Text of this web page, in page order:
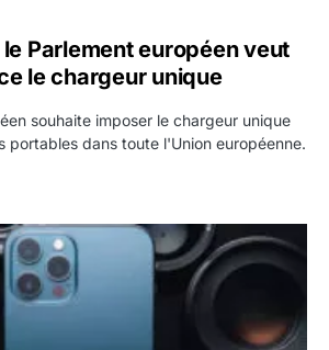
Parlement européen veut
le chargeur unique
souhaite imposer le chargeur unique
portables dans toute l'Union européenne.